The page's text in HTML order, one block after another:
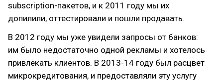
subscription-пакетов, и к 2011 году мы их
допилили, оттестировали и пошли продавать.
В 2012 году мы уже увидели запросы от банков:
им было недостаточно одной рекламы и хотелось
привлекать клиентов. В 2013-14 году был расцвет
микрокредитования, и предоставляли эту услугу